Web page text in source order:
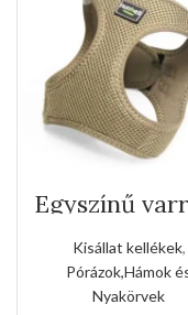
Egyszínű
es méret)
Kisállat kellékek,
Pórázok,Hámok
Nyakörvek